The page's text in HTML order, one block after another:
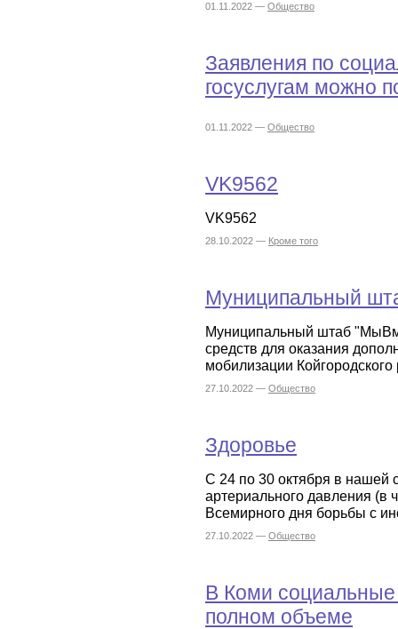
01.11.2022 — Общество
Заявления по
госуслугам можно
01.11.2022 — Общество
VK9562
VK9562
28.10.2022 — Кроме того
Муниципальный
Муниципальный штаб
средств для оказания
мобилизации Койгородского
27.10.2022 — Общество
Здоровье
С 24 по 30 октября в нашей
артериального давления (в
Всемирного дня борьбы с
27.10.2022 — Общество
В Коми социальные
полном объеме